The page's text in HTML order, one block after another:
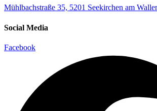
Mühlbachstraße 35, 5201 Seekirchen am
Social Media
Facebook